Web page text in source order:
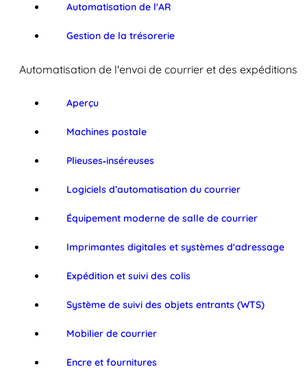
Automatisation de l'AR
Gestion de la trésorerie
Automatisation de l'envoi de courrier et des expéditions
Aperçu
Machines postale
Plieuses‑inséreuses
Logiciels d’automatisation du courrier
Équipement moderne de salle de courrier
Imprimantes digitales et systèmes d'adressage
Expédition et suivi des colis
Système de suivi des objets entrants (WTS)
Mobilier de courrier
Encre et fournitures